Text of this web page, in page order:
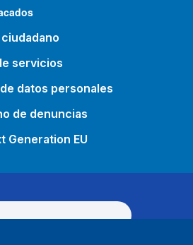
servicios
datos personales
de denuncias
Generation EU